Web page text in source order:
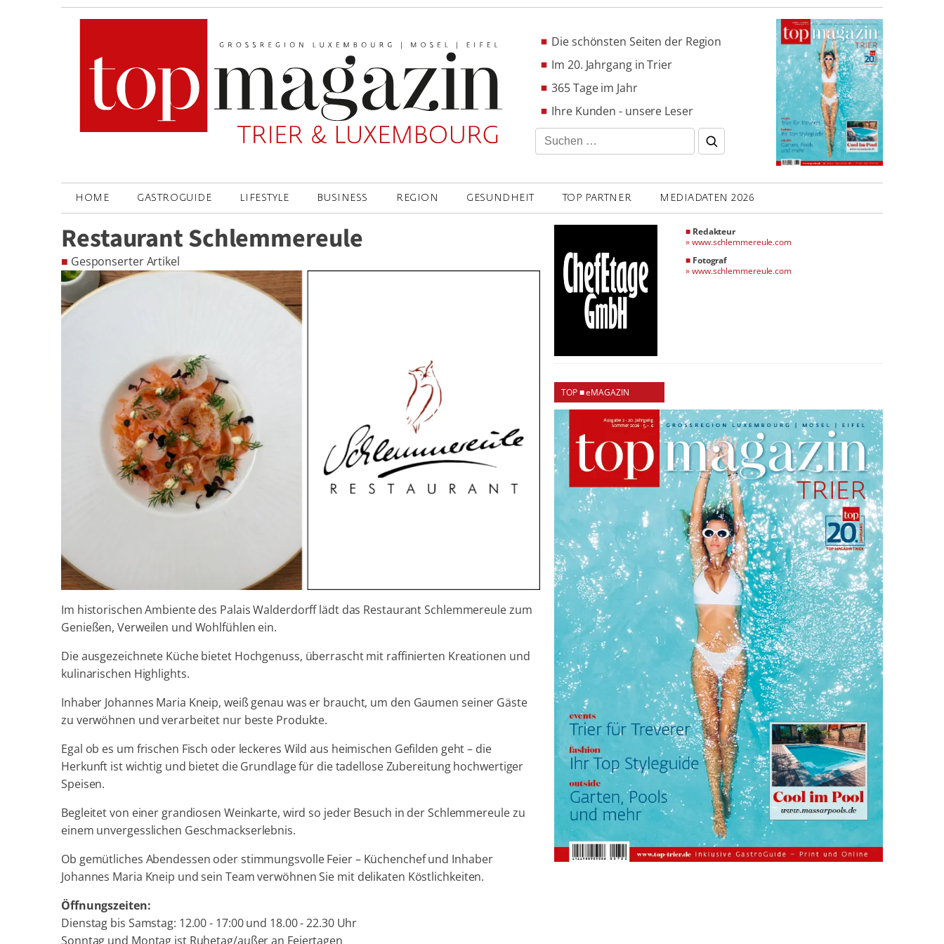
Die schönsten Seiten der Region
Im 20. Jahrgang in Trier
365 Tage im Jahr
Ihre Kunden - unsere Leser
Suchen
nach:
HOME GASTROGUIDE LIFESTYLE BUSINESS REGION GESUNDHEIT TOP PARTNER MEDIADATEN 2026
Restaurant Schlemmereule
■ Gesponserter Artikel
Im historischen Ambiente des Palais Walderdorff lädt das Restaurant Schlemmereule zum
Genießen, Verweilen und Wohlfühlen ein.
Die ausgezeichnete Küche bietet Hochgenuss, überrascht mit raffinierten Kreationen und
kulinarischen Highlights.
Inhaber Johannes Maria Kneip, weiß genau was er braucht, um den Gaumen seiner Gäste
zu verwöhnen und verarbeitet nur beste Produkte.
Egal ob es um frischen Fisch oder leckeres Wild aus heimischen Gefilden geht – die
Herkunft ist wichtig und bietet die Grundlage für die tadellose Zubereitung hochwertiger
Speisen.
Begleitet von einer grandiosen Weinkarte, wird so jeder Besuch in der Schlemmereule zu
einem unvergesslichen Geschmackserlebnis.
Ob gemütliches Abendessen oder stimmungsvolle Feier – Küchenchef und Inhaber
Johannes Maria Kneip und sein Team verwöhnen Sie mit delikaten Köstlichkeiten.
Öffnungszeiten:
Dienstag bis Samstag: 12.00 - 17:00 und 18.00 - 22.30 Uhr
Sonntag und Montag ist Ruhetag/außer an Feiertagen
■ Redakteur
»www.schlemmereule.com
■ Fotograf
»www.schlemmereule.com
TOP ■ eMAGAZIN